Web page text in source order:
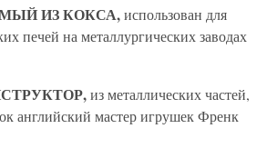
ИЗ КОКСА,использован для
печей на металлургических заводах
из металлических частей,
английский мастер игрушек Френк